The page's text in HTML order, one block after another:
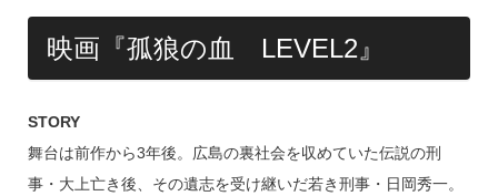
映画『孤狼の血 LEVEL2』
STORY
舞台は前作から3年後。広島の裏社会を収めていた伝説の刑
事・大上亡き後、その遺志を受け継いだ若き刑事・日岡秀一。